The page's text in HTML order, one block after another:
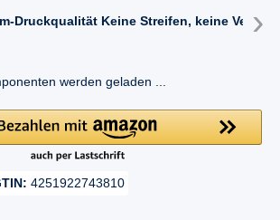
Druckqualität Keine Streifen, keine ›
werden geladen ...
4251922743810